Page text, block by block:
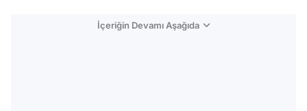
İçeriğin Devamı Aşağıda